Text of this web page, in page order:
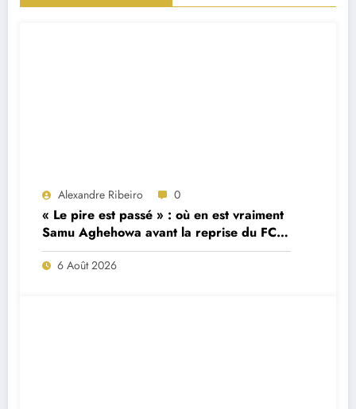
Alexandre Ribeiro 0
« Le pire est passé » : où en est vraiment
Samu Aghehowa avant la reprise du FC
Porto ?
6 Août 2026